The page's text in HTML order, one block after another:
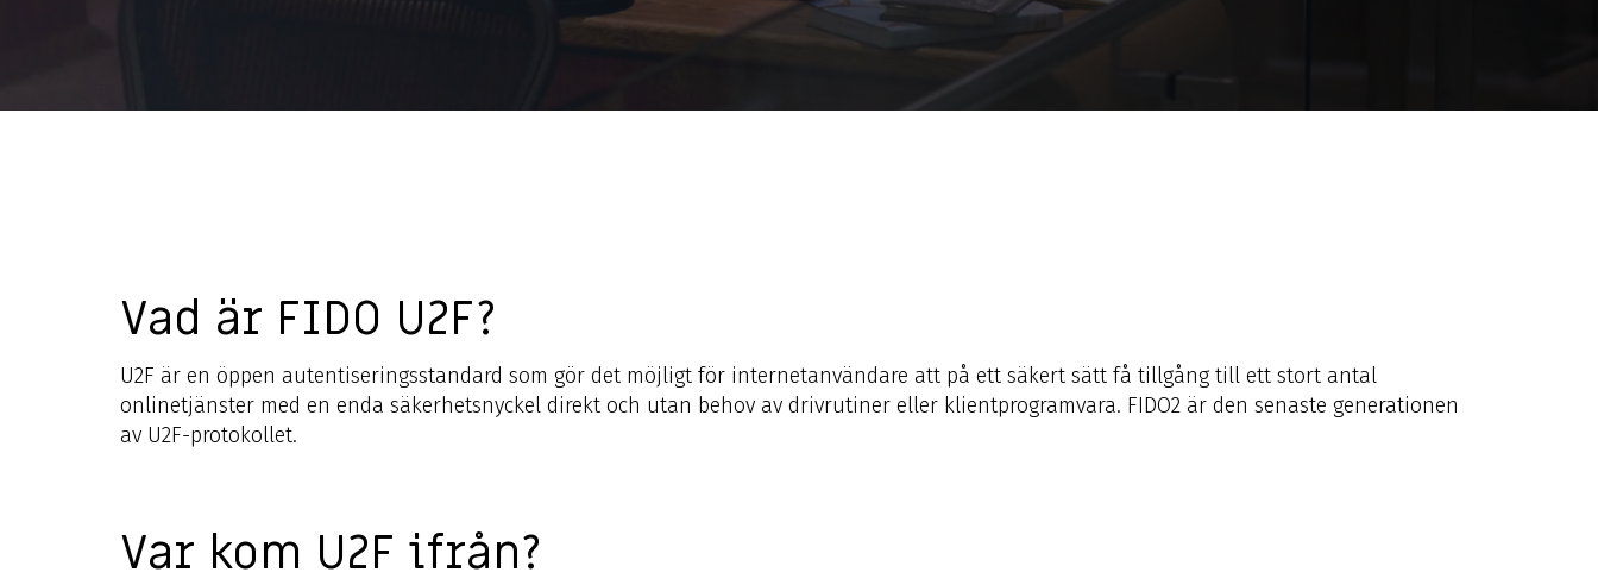
Vad är FIDO U2F?
U2F är en öppen autentiseringsstandard som gör det möjligt för internetanvändare att på ett säkert sätt få tillgång till ett stort antal
onlinetjänster med en enda säkerhetsnyckel direkt och utan behov av drivrutiner eller klientprogramvara. FIDO2 är den senaste generationen
av U2F-protokollet.
Var kom U2F ifrån?